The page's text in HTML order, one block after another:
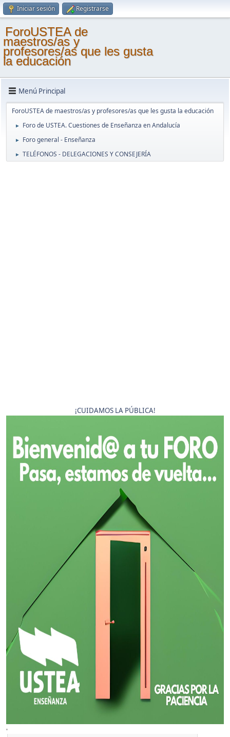
Iniciar sesión Registrarse
ForoUSTEA de
maestros/as y
profesores/as que les gusta
la educación
Menú Principal
ForoUSTEA de maestros/as y profesores/as que les gusta la educación
► Foro de USTEA. Cuestiones de Enseñanza en Andalucía
► Foro general - Enseñanza
► TELÉFONOS - DELEGACIONES Y CONSEJERÍA
¡CUIDAMOS LA PÚBLICA!
'